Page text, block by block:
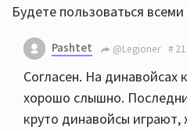
Будете пользоваться
Pashtet @Legioner
Согласен. На динавойсах
хорошо слышно.
круто динавойсы играют,